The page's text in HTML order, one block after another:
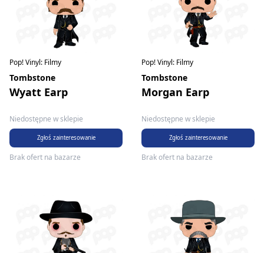
Pop! Vinyl: Filmy
Tombstone
Wyatt Earp
Niedostępne w sklepie
Zgłoś zainteresowanie
Brak ofert na bazarze
Pop! Vinyl: Filmy
Tombstone
Morgan Earp
Niedostępne w sklepie
Zgłoś zainteresowanie
Brak ofert na bazarze